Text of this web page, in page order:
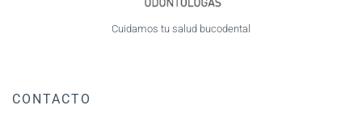
Cuidamos tu salud bucodental
CONTACTO